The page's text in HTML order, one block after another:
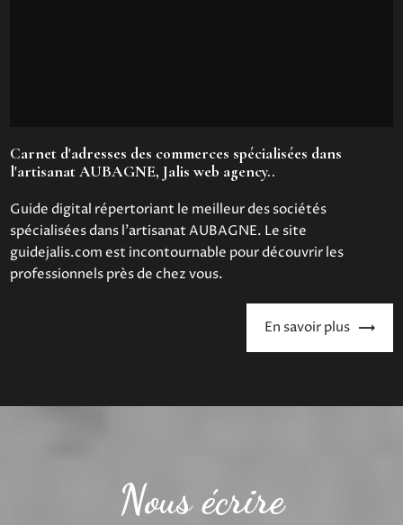
Carnet d'adresses des commerces spécialisées dans
l'artisanat AUBAGNE, Jalis web agency..
Guide digital répertoriant le meilleur des sociétés
spécialisées dans l'artisanat AUBAGNE. Le site
guidejalis.com est incontournable pour découvrir les
professionnels près de chez vous.
En savoir plus
Nous écrire